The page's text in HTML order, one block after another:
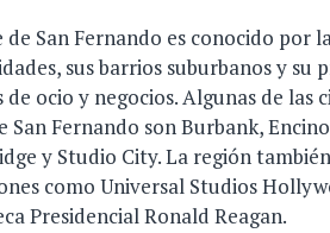
de San Fernando es conocido por
sus barrios suburbanos y su
de ocio y negocios. Algunas de las
San Fernando son Burbank,
y Studio City. La región
como Universal Studios
Presidencial Ronald Reagan.